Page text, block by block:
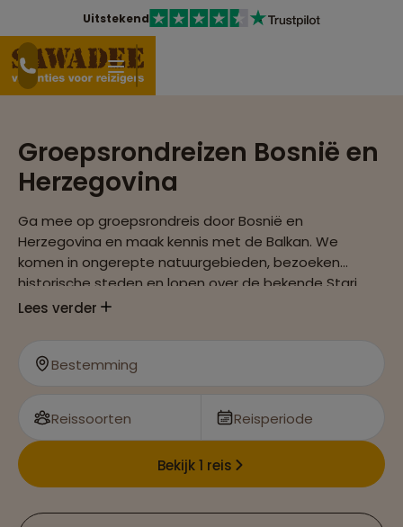
Uitstekend
Groepsrondreizen Bosnië en
Herzegovina
Ga mee op groepsrondreis door Bosnië en
Herzegovina en maak kennis met de Balkan. We
komen in ongerepte natuurgebieden, bezoeken
historische steden en lopen over de bekende Stari
Most-brug.
Lees verder
Bestemming
Reissoorten Reisperiode
Bekijk 1 reis